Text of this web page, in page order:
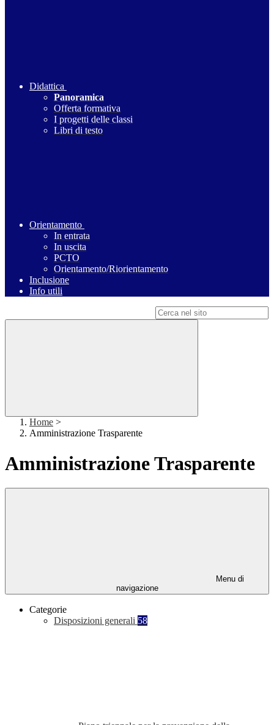
Didattica
Panoramica
Offerta formativa
I progetti delle classi
Libri di testo
Orientamento
In entrata
In uscita
PCTO
Orientamento/Riorientamento
Inclusione
Info utili
Home >
Amministrazione Trasparente
Amministrazione Trasparente
Menu di
navigazione
Categorie
Disposizioni generali 58